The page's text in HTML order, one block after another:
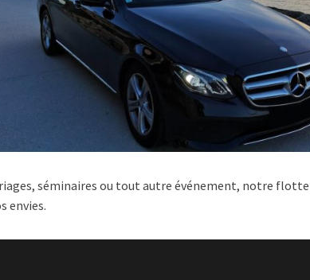
séminaires ou tout autre événement, notre
envies.